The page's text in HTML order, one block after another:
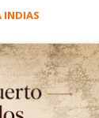
INDIAS